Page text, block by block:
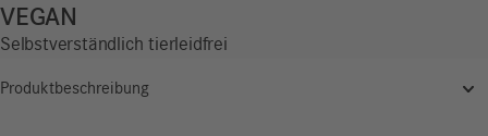
VEGAN
Selbstverständlich tierleidfrei
Produktbeschreibung